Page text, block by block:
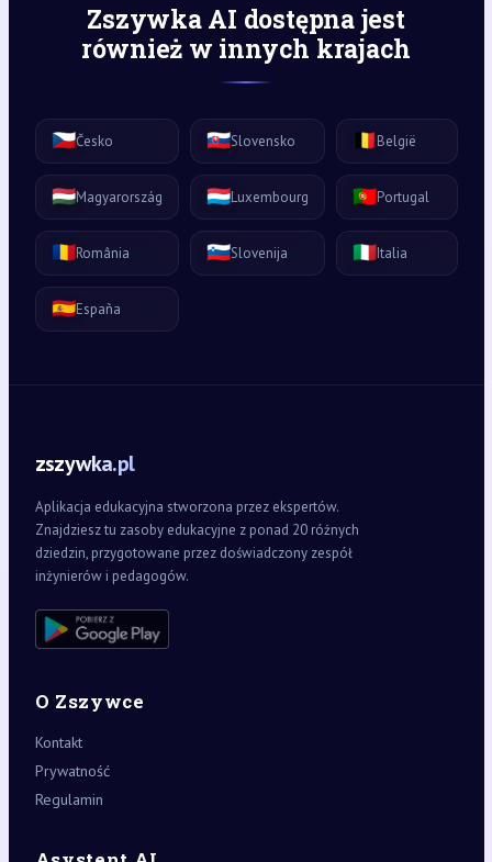
Zszywka AI dostępna jest
również w innych krajach
🇨🇿Česko 🇸🇰Slovensko 🇧🇪België
🇭🇺Magyarország 🇱🇺Luxembourg 🇵🇹Portugal
🇷🇴România 🇸🇮Slovenija 🇮🇹Italia
🇪🇸España
zszywka.pl
Aplikacja edukacyjna stworzona przez ekspertów.
Znajdziesz tu zasoby edukacyjne z ponad 20 różnych
dziedzin, przygotowane przez doświadczony zespół
inżynierów i pedagogów.
O Zszywce
Kontakt
Prywatność
Regulamin